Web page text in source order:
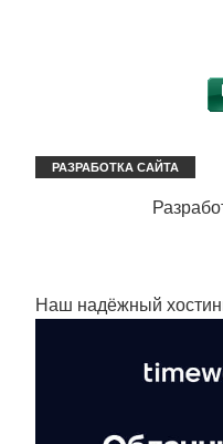
РАЗРАБОТКА САЙТА
Наш надёжный